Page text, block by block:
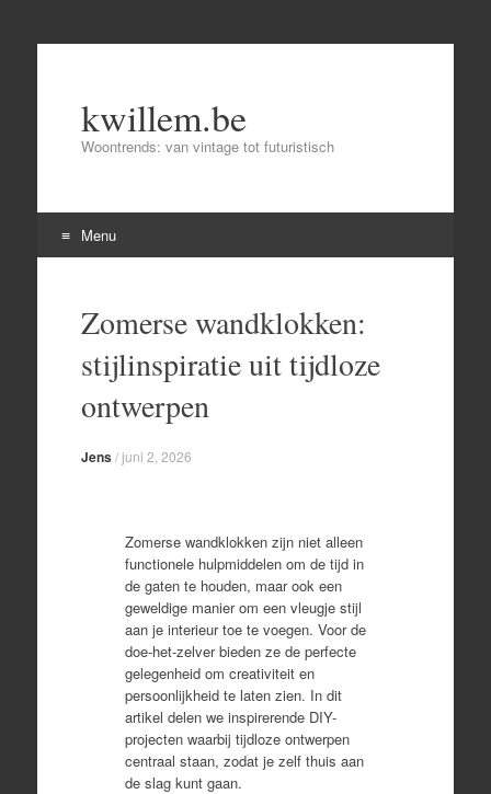
kwillem.be
Woontrends: van vintage tot futuristisch
Menu
contentZomerse wandklokken:
stijlinspiratie uit tijdloze
ontwerpen
Jens/juni 2, 2026
Zomerse wandklokken zijn niet alleen
functionele hulpmiddelen om de tijd in
de gaten te houden, maar ook een
geweldige manier om een vleugje stijl
aan je interieur toe te voegen. Voor de
doe-het-zelver bieden ze de perfecte
gelegenheid om creativiteit en
persoonlijkheid te laten zien. In dit
artikel delen we inspirerende DIY-
projecten waarbij tijdloze ontwerpen
centraal staan, zodat je zelf thuis aan
de slag kunt gaan.